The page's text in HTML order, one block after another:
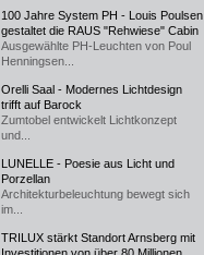
100 Jahre System PH - Louis Poulsen
gestaltet die RAUS "Rehwiese" Cabin
Ausgewählte PH-Leuchten von Poul
Henningsen...
Orelli Saal - Modernes Lichtdesign
trifft auf Barock
Zumtobel entwickelt Lichtkonzept
und...
LUNELLE - Poesie aus Licht und
Porzellan
Architekturbeleuchtung bewegt sich
im...
TRILUX stärkt Standort Arnsberg mit